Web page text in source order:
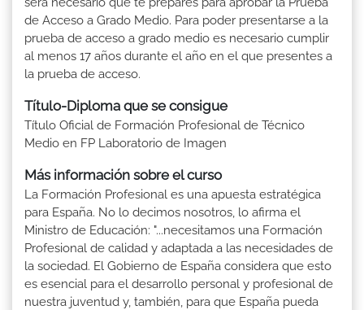
de Acceso a Grado Medio. Para poder presentarse a la
prueba de acceso a grado medio es necesario cumplir
al menos 17 años durante el año en el que presentes a
la prueba de acceso.
Título-Diploma que se consigue
Título Oficial de Formación Profesional de Técnico
Medio en FP Laboratorio de Imagen
Más información sobre el curso
La Formación Profesional es una apuesta estratégica
para España. No lo decimos nosotros, lo afirma el
Ministro de Educación: "...necesitamos una Formación
Profesional de calidad y adaptada a las necesidades de
la sociedad. El Gobierno de España considera que esto
es esencial para el desarrollo personal y profesional de
nuestra juventud y, también, para que España pueda